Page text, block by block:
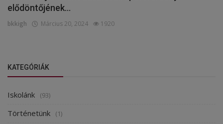
elődöntőjének...
bkkigh Március 20, 2024 1920
KATEGÓRIÁK
Iskolánk (93)
Történetünk (1)